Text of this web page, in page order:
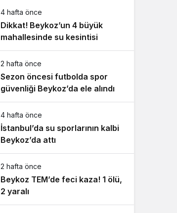
4 hafta önce
Dikkat! Beykoz’un 4 büyük
mahallesinde su kesintisi
2 hafta önce
Sezon öncesi futbolda spor
güvenliği Beykoz’da ele alındı
4 hafta önce
İstanbul’da su sporlarının kalbi
Beykoz’da attı
2 hafta önce
Beykoz TEM’de feci kaza! 1 ölü,
2 yaralı